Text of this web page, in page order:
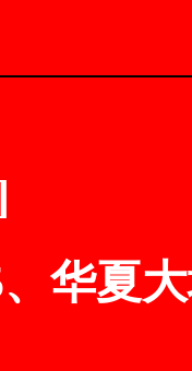
华夏